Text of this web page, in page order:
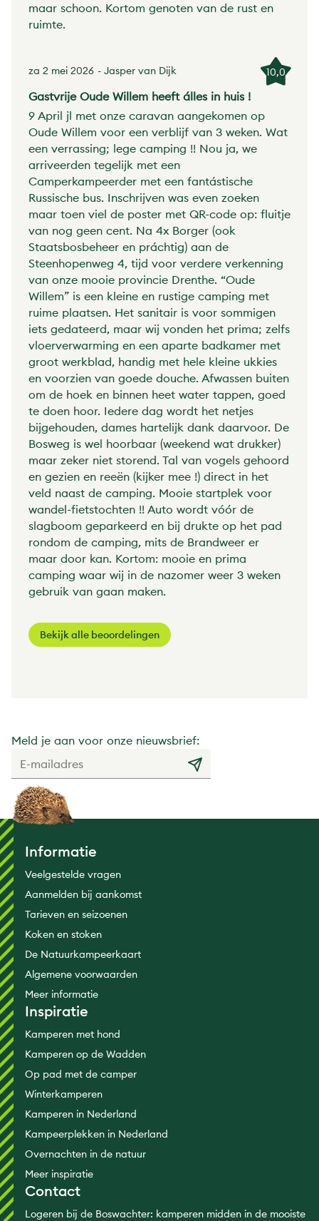
maar schoon. Kortom genoten van de rust en
ruimte.
za 2 mei 2026 - Jasper van Dijk 10,0
Gastvrije Oude Willem heeft álles in huis !
9 April jl met onze caravan aangekomen op
Oude Willem voor een verblijf van 3 weken. Wat
een verrassing; lege camping !! Nou ja, we
arriveerden tegelijk met een
Camperkampeerder met een fantástische
Russische bus. Inschrijven was even zoeken
maar toen viel de poster met QR-code op: fluitje
van nog geen cent. Na 4x Borger (ook
Staatsbosbeheer en práchtig) aan de
Steenhopenweg 4, tijd voor verdere verkenning
van onze mooie provincie Drenthe. “Oude
Willem” is een kleine en rustige camping met
ruime plaatsen. Het sanitair is voor sommigen
iets gedateerd, maar wij vonden het prima; zelfs
vloerverwarming en een aparte badkamer met
groot werkblad, handig met hele kleine ukkies
en voorzien van goede douche. Afwassen buiten
om de hoek en binnen heet water tappen, goed
te doen hoor. Iedere dag wordt het netjes
bijgehouden, dames hartelijk dank daarvoor. De
Bosweg is wel hoorbaar (weekend wat drukker)
maar zeker niet storend. Tal van vogels gehoord
en gezien en reeën (kijker mee !) direct in het
veld naast de camping. Mooie startplek voor
wandel-fietstochten !! Auto wordt vóór de
slagboom geparkeerd en bij drukte op het pad
rondom de camping, mits de Brandweer er
maar door kan. Kortom: mooie en prima
camping waar wij in de nazomer weer 3 weken
gebruik van gaan maken.
Bekijk alle beoordelingen
Meld je aan voor onze nieuwsbrief:
Informatie
Veelgestelde vragen
Aanmelden bij aankomst
Tarieven en seizoenen
Koken en stoken
De Natuurkampeerkaart
Algemene voorwaarden
Meer informatie
Inspiratie
Kamperen met hond
Kamperen op de Wadden
Op pad met de camper
Winterkamperen
Kamperen in Nederland
Kampeerplekken in Nederland
Overnachten in de natuur
Meer inspiratie
Contact
Logeren bij de Boswachter: kamperen midden in de mooiste